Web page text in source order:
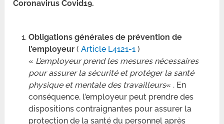
Coronavirus Covid19.
Obligations générales de prévention de
l’employeur ( Article L4121-1)
« L’employeur prend les mesures nécessaires
pour assurer la sécurité et protéger la santé
physique et mentale des travailleurs« . En
conséquence, l’employeur peut prendre des
dispositions contraignantes pour assurer la
protection de la santé du personnel après